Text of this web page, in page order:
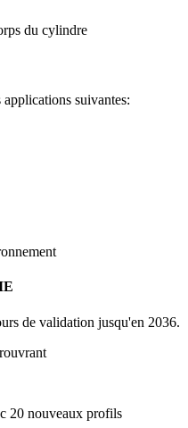
du cylindre
suivantes:
de validation jusqu'en 2036.
20 nouveaux profils